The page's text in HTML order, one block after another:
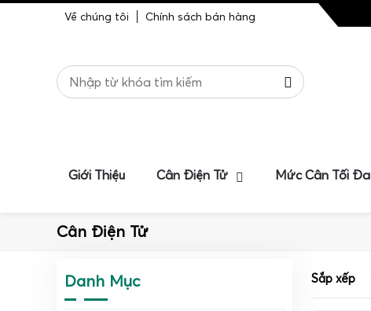
Về chúng tôi Chính sách bán hàng
Giới Thiệu Cân Điện Tử Mức Cân Tối Đa
Cân Điện Tử
Danh Mục Sắp xếp